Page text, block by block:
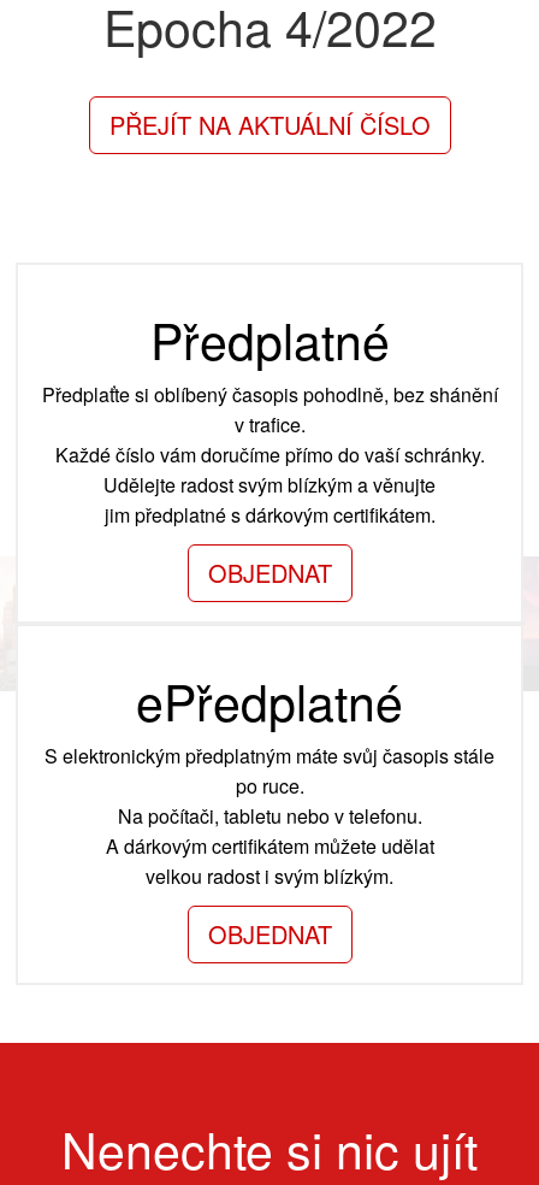
Epocha 4/2022
PŘEJÍT NA AKTUÁLNÍ ČÍSLO
Předplatné
Předplaťte si oblíbený časopis pohodlně, bez shánění
v trafice.
Každé číslo vám doručíme přímo do vaší schránky.
Udělejte radost svým blízkým a věnujte
jim předplatné s dárkovým certifikátem.
OBJEDNAT
ePředplatné
S elektronickým předplatným máte svůj časopis stále
po ruce.
Na počítači, tabletu nebo v telefonu.
A dárkovým certifikátem můžete udělat
velkou radost i svým blízkým.
OBJEDNAT
Nenechte si nic ujít